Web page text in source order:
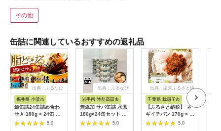
その他
缶詰に関連しているおすすめの返礼品
出典：ふるなび
福井県 小浜市
鯖缶詰24缶詰め合わ
せＡ 180g × 24缶 ｜
鯖 サバ さば 鯖缶 サ
バ缶 さば缶 鯖缶詰 サ
5.0
出典：ふるなび
岩手県 陸前高田市
無添加 サバ缶詰 水煮
180g×24缶セット 【
高評価 料理 ギフト 贈
答品 備蓄 防災 食料
5.0
出典：楽天ふるさと納
千葉県 我孫子市
【ふるさと納税】 ネ
ギイチバン 170g × 5
個 株式会社風土食房
《30日以内に出荷予
5.0